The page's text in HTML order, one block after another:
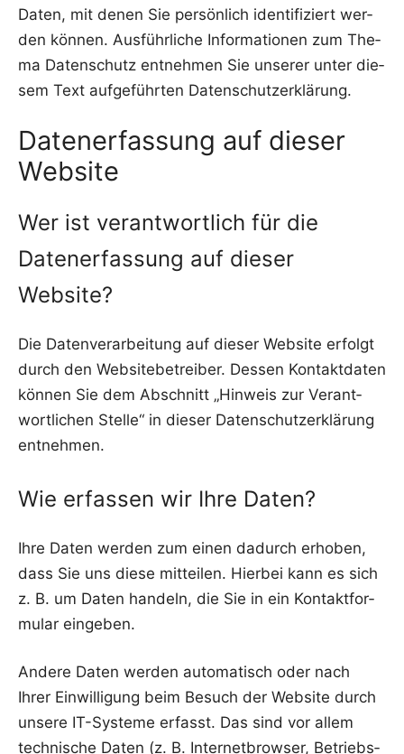
Daten, mit denen Sie per­sön­lich iden­ti­fi­ziert wer­
den kön­nen. Aus­führ­li­che Infor­ma­tio­nen zum The­
ma Daten­schutz ent­neh­men Sie unse­rer unter die­
sem Text auf­ge­führ­ten Datenschutzerklärung.
Datenerfassung auf dieser
Website
Wer ist verantwortlich für die
Datenerfassung auf dieser
Website?
Die Daten­ver­ar­bei­tung auf die­ser Web­site erfolgt
durch den Web­site­be­trei­ber. Des­sen Kon­takt­da­ten
kön­nen Sie dem Abschnitt „Hin­weis zur Ver­ant­
wort­li­chen Stel­le“ in die­ser Daten­schutz­er­klä­rung
entnehmen.
Wie erfassen wir Ihre Daten?
Ihre Daten wer­den zum einen dadurch erho­ben,
dass Sie uns die­se mit­tei­len. Hier­bei kann es sich
z. B. um Daten han­deln, die Sie in ein Kon­takt­for­
mu­lar eingeben.
Ande­re Daten wer­den auto­ma­tisch oder nach
Ihrer Ein­wil­li­gung beim Besuch der Web­site durch
unse­re IT-Sys­te­me erfasst. Das sind vor allem
tech­ni­sche Daten (z. B. Inter­net­brow­ser, Betriebs­